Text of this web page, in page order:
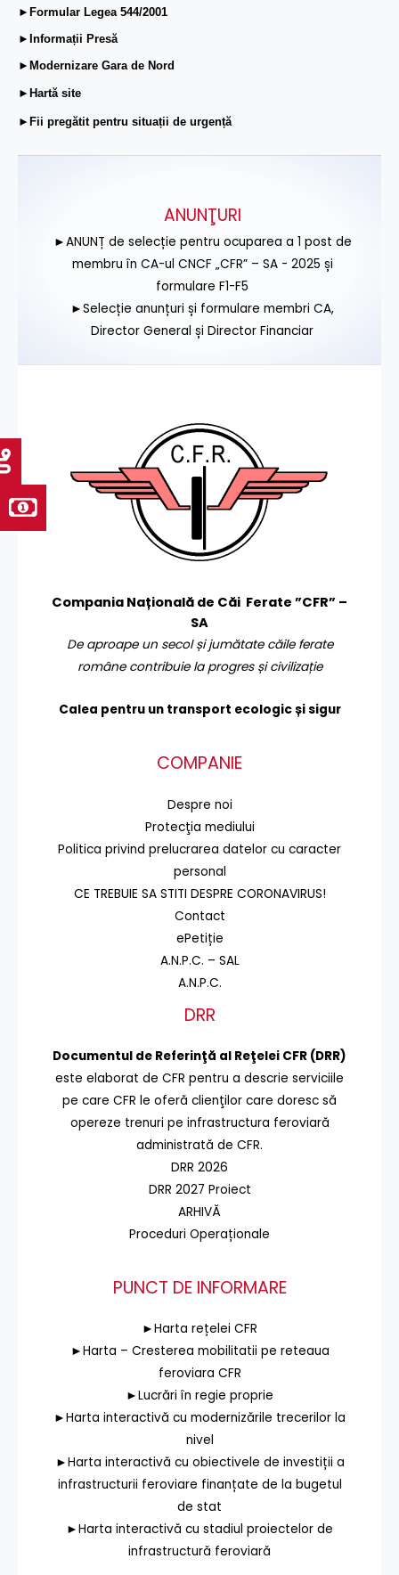
►Formular Legea 544/2001
►Informații Presă
►Modernizare Gara de Nord
►Hartă site
►Fii pregătit pentru situații de urgență
ANUNŢURI
►ANUNȚ de selecție pentru ocuparea a 1 post de
membru în CA-ul CNCF „CFR” – SA - 2025 și
formulare F1-F5
►Selecție anunțuri și formulare membri CA,
Director General și Director Financiar
Compania Națională de Căi Ferate ”CFR” –
SA
De aproape un secol și jumătate căile ferate
române contribuie la progres și civilizație
Calea pentru un transport ecologic și sigur
COMPANIE
Despre noi
Protecţia mediului
Politica privind prelucrarea datelor cu caracter
personal
CE TREBUIE SA STITI DESPRE CORONAVIRUS!
Contact
ePetiție
A.N.P.C. – SAL
A.N.P.C.
DRR
Documentul de Referinţă al Reţelei CFR (DRR)
este elaborat de CFR pentru a descrie serviciile
pe care CFR le oferă clienţilor care doresc să
opereze trenuri pe infrastructura feroviară
administrată de CFR.
DRR 2026
DRR 2027 Proiect
ARHIVĂ
Proceduri Operaționale
PUNCT DE INFORMARE
►Harta rețelei CFR
►Harta – Cresterea mobilitatii pe reteaua
feroviara CFR
►Lucrări în regie proprie
►Harta interactivă cu modernizările trecerilor la
nivel
►Harta interactivă cu obiectivele de investiții a
infrastructurii feroviare finanțate de la bugetul
de stat
►Harta interactivă cu stadiul proiectelor de
infrastructură feroviară